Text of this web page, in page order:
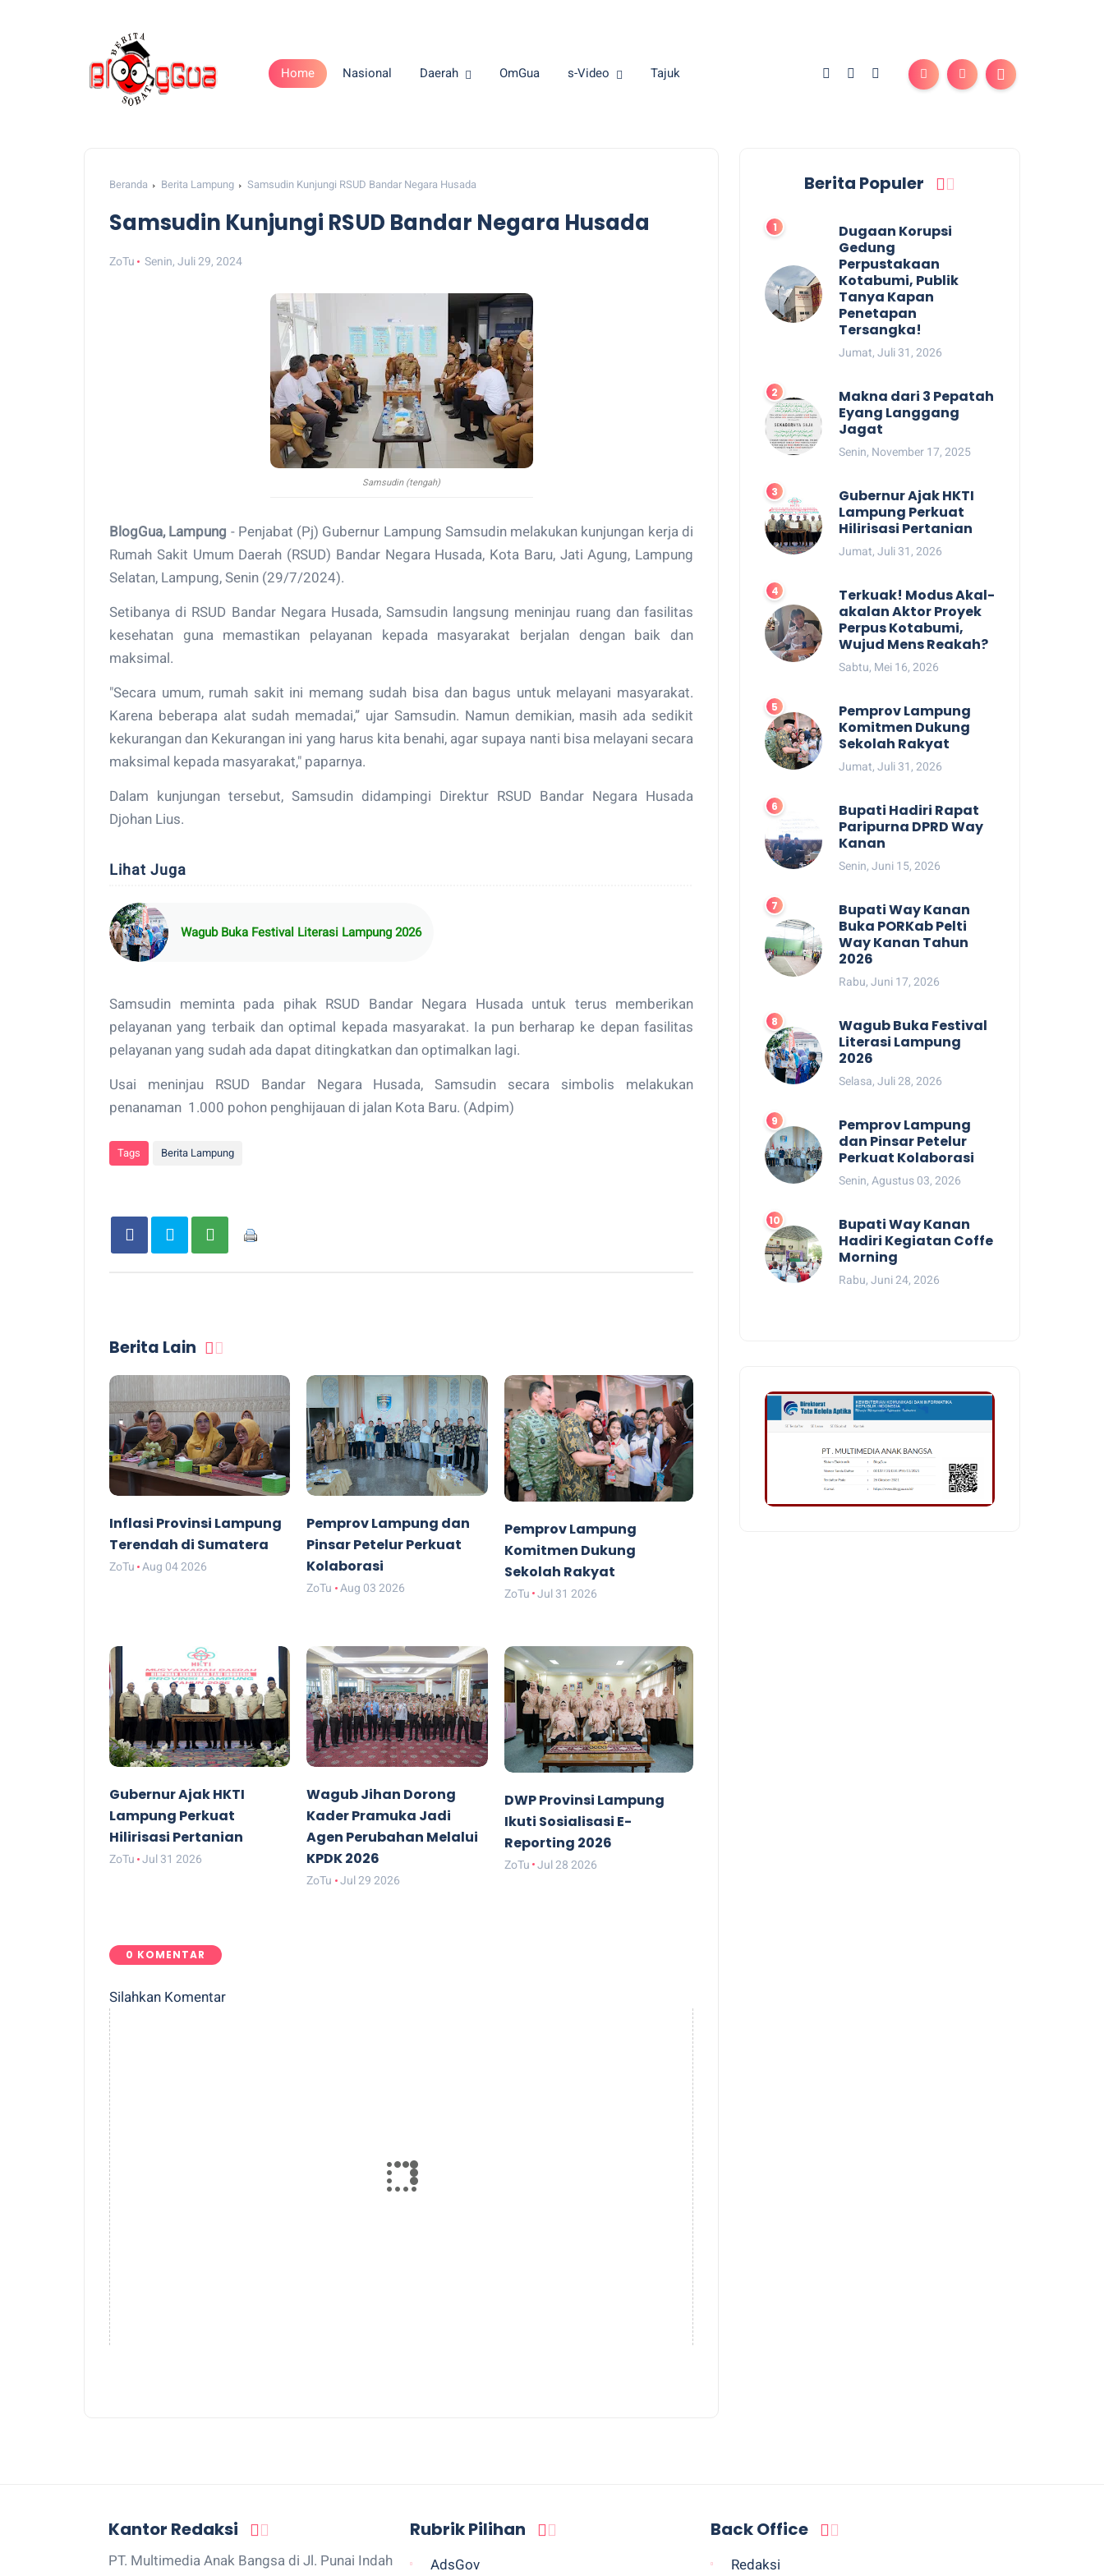
Home Nasional Daerah OmGua s-Video Tajuk
Beranda Berita Lampung Samsudin Kunjungi RSUD Bandar Negara Husada
Samsudin Kunjungi RSUD Bandar Negara Husada
ZoTu Senin, Juli 29, 2024
Samsudin (tengah)
BlogGua, Lampung - Penjabat (Pj) Gubernur Lampung Samsudin melakukan kunjungan kerja di
Rumah Sakit Umum Daerah (RSUD) Bandar Negara Husada, Kota Baru, Jati Agung, Lampung
Selatan, Lampung, Senin (29/7/2024).
Setibanya di RSUD Bandar Negara Husada, Samsudin langsung meninjau ruang dan fasilitas
kesehatan guna memastikan pelayanan kepada masyarakat berjalan dengan baik dan
maksimal.
"Secara umum, rumah sakit ini memang sudah bisa dan bagus untuk melayani masyarakat.
Karena beberapa alat sudah memadai,” ujar Samsudin. Namun demikian, masih ada sedikit
kekurangan dan Kekurangan ini yang harus kita benahi, agar supaya nanti bisa melayani secara
maksimal kepada masyarakat," paparnya.
Dalam kunjungan tersebut, Samsudin didampingi Direktur RSUD Bandar Negara Husada
Djohan Lius.
Lihat Juga
Wagub Buka Festival Literasi Lampung 2026
Samsudin meminta pada pihak RSUD Bandar Negara Husada untuk terus memberikan
pelayanan yang terbaik dan optimal kepada masyarakat. Ia pun berharap ke depan fasilitas
pelayanan yang sudah ada dapat ditingkatkan dan optimalkan lagi.
Usai meninjau RSUD Bandar Negara Husada, Samsudin secara simbolis melakukan
penanaman 1.000 pohon penghijauan di jalan Kota Baru. (Adpim)
Tags Berita Lampung
Berita Lain
Inflasi Provinsi Lampung
Terendah di Sumatera
ZoTu Aug 04 2026
Pemprov Lampung dan
Pinsar Petelur Perkuat
Kolaborasi
ZoTu Aug 03 2026
Pemprov Lampung
Komitmen Dukung
Sekolah Rakyat
ZoTu Jul 31 2026
Gubernur Ajak HKTI
Lampung Perkuat
Hilirisasi Pertanian
ZoTu Jul 31 2026
Wagub Jihan Dorong
Kader Pramuka Jadi
Agen Perubahan Melalui
KPDK 2026
ZoTu Jul 29 2026
DWP Provinsi Lampung
Ikuti Sosialisasi E-
Reporting 2026
ZoTu Jul 28 2026
0 KOMENTAR
Silahkan Komentar
Berita Populer
Dugaan Korupsi
Gedung
Perpustakaan
Kotabumi, Publik
Tanya Kapan
Penetapan
Tersangka!
Jumat, Juli 31, 2026
Makna dari 3 Pepatah
Eyang Langgang
Jagat
Senin, November 17, 2025
Gubernur Ajak HKTI
Lampung Perkuat
Hilirisasi Pertanian
Jumat, Juli 31, 2026
Terkuak! Modus Akal-
akalan Aktor Proyek
Perpus Kotabumi,
Wujud Mens Reakah?
Sabtu, Mei 16, 2026
Pemprov Lampung
Komitmen Dukung
Sekolah Rakyat
Jumat, Juli 31, 2026
Bupati Hadiri Rapat
Paripurna DPRD Way
Kanan
Senin, Juni 15, 2026
Bupati Way Kanan
Buka PORKab Pelti
Way Kanan Tahun
2026
Rabu, Juni 17, 2026
Wagub Buka Festival
Literasi Lampung
2026
Selasa, Juli 28, 2026
Pemprov Lampung
dan Pinsar Petelur
Perkuat Kolaborasi
Senin, Agustus 03, 2026
Bupati Way Kanan
Hadiri Kegiatan Coffe
Morning
Rabu, Juni 24, 2026
Kantor Redaksi
PT. Multimedia Anak Bangsa di Jl. Punai Indah
Rubrik Pilihan
AdsGov
Back Office
Redaksi